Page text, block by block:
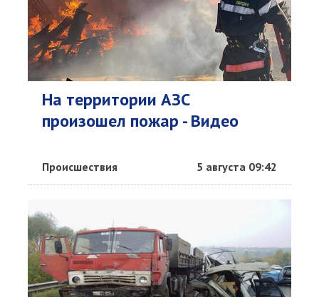
На территории АЗС
произошел пожар - Видео
Происшествия 5 августа 09:42